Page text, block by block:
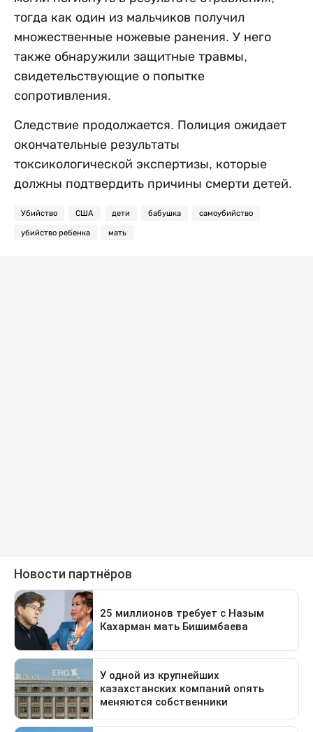
тогда как один из мальчиков получил
множественные ножевые ранения. У него
также обнаружили защитные травмы,
свидетельствующие о попытке
сопротивления.
Следствие продолжается. Полиция ожидает
окончательные результаты
токсикологической экспертизы, которые
должны подтвердить причины смерти детей.
Убийство США дети бабушка самоубийство
убийство ребенка мать